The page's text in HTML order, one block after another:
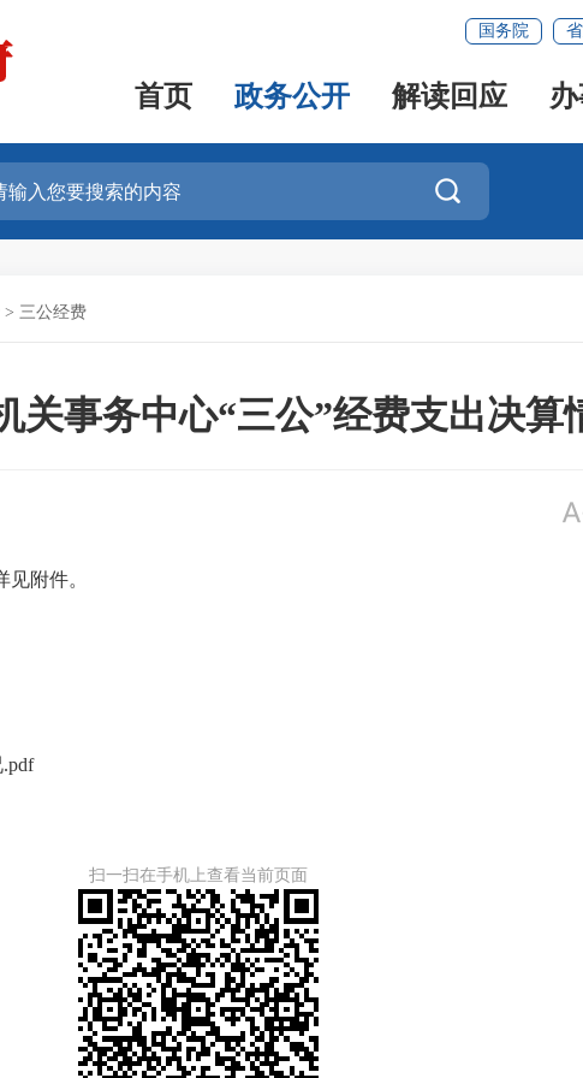
国务院
首页 政务公开 解读回应

> 三公经费
关事务中心“三公”经费支出决算
附件。
扫一扫在手机上查看当前页面